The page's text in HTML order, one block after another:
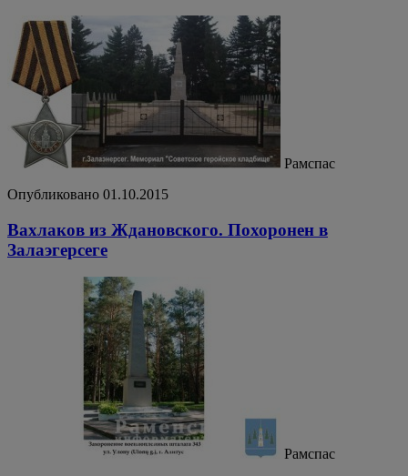
Рамспас
Опубликовано 01.10.2015
Вахлаков из Ждановского. Похоронен в
Залаэгерсеге
Рамспас